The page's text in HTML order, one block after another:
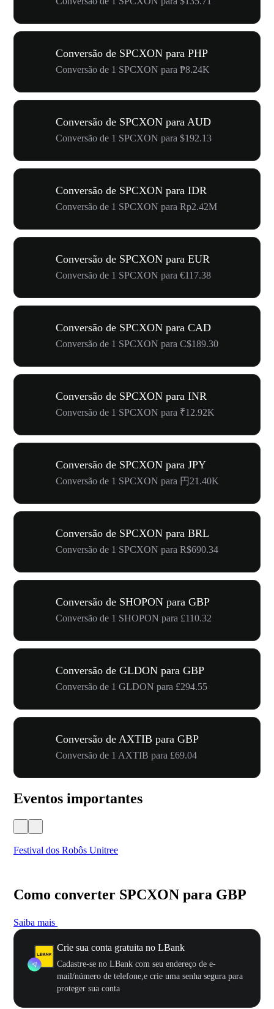
Conversão de SPCXON para PHP
Conversão de 1 SPCXON para ₱8.24K
Conversão de SPCXON para AUD
Conversão de 1 SPCXON para $192.13
Conversão de SPCXON para IDR
Conversão de 1 SPCXON para Rp2.42M
Conversão de SPCXON para EUR
Conversão de 1 SPCXON para €117.38
Conversão de SPCXON para CAD
Conversão de 1 SPCXON para C$189.30
Conversão de SPCXON para INR
Conversão de 1 SPCXON para ₹12.92K
Conversão de SPCXON para JPY
Conversão de 1 SPCXON para 円21.40K
Conversão de SPCXON para BRL
Conversão de 1 SPCXON para R$690.34
Conversão de SHOPON para GBP
Conversão de 1 SHOPON para £110.32
Conversão de GLDON para GBP
Conversão de 1 GLDON para £294.55
Conversão de AXTIB para GBP
Conversão de 1 AXTIB para £69.04
Eventos importantes
Festival dos Robôs Unitree
Como converter SPCXON para GBP
Saiba mais
Crie sua conta gratuita no LBank
Cadastre-se no LBank com seu endereço de e-
mail/número de telefone,e crie uma senha segura para
proteger sua conta